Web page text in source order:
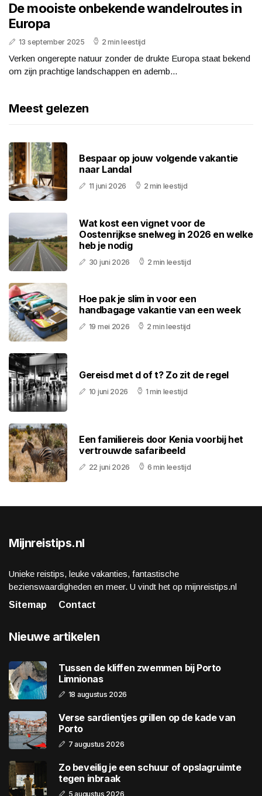
De mooiste onbekende wandelroutes in
Europa
13 september 2025 2 min leestijd
Verken ongerepte natuur zonder de drukte Europa staat bekend
om zijn prachtige landschappen en ademb...
Meest gelezen
Bespaar op jouw volgende vakantie
naar Landal
11 juni 2026 2 min leestijd
Wat kost een vignet voor de
Oostenrijkse snelweg in 2026 en welke
heb je nodig
30 juni 2026 2 min leestijd
Hoe pak je slim in voor een
handbagage vakantie van een week
19 mei 2026 2 min leestijd
Gereisd met d of t? Zo zit de regel
10 juni 2026 1 min leestijd
Een familiereis door Kenia voorbij het
vertrouwde safaribeeld
22 juni 2026 6 min leestijd
Mijnreistips.nl
Unieke reistips, leuke vakanties, fantastische
bezienswaardigheden en meer. U vindt het op mijnreistips.nl
Sitemap
Contact
Nieuwe artikelen
Tussen de kliffen zwemmen bij Porto
Limnionas
18 augustus 2026
Verse sardientjes grillen op de kade van
Porto
7 augustus 2026
Zo beveilig je een schuur of opslagruimte
tegen inbraak
5 augustus 2026